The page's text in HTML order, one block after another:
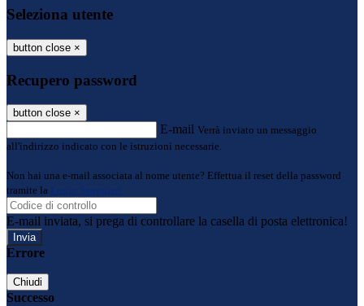
Seleziona utente
button close ×
Recupero password
button close ×
E-mail Verrà inviato un messaggio
all'indirizzo indicato con le istruzioni necessarie.
Non hai una e-mail associata al nome utente? Effettua il reset della password
tramite la
Login Spaggiari
E-mail inviata, si prega di controllare la casella di posta elettronica!
Errore
Chiudi
Successo